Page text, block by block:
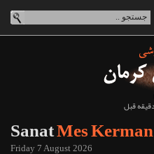
SanatMes Kerman
Friday 7 August 2026